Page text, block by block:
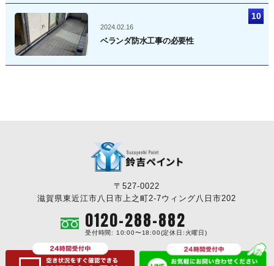
2024.02.16
ベランダ防水工事の必要性
〒527-0022
滋賀県東近江市八日市上之町2-7ウィング八日市202
0120-288-882
受付時間: 10:00〜18:00(定休日:火曜日)